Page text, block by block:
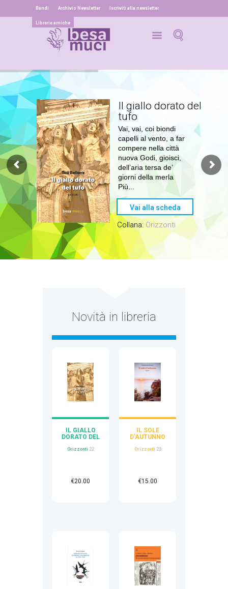
Bandi Archivio Newsletter Iscriviti alla newsletter
Librerie amiche
Il giallo dorato del
tufo
Vai, vai, coi biondi
capelli al vento, a far
compere nella città
nuova Godi, gioisci,
dell’aria tersa de’
giorni della merla
Più...
Vai alla scheda
Collana: Orizzonti
Novità in libreria
IL GIALLO
DORATO DEL
Orizzonti 22
€20.00
IL SOLE
D’AUTUNNO
Orizzonti 23
€15.00